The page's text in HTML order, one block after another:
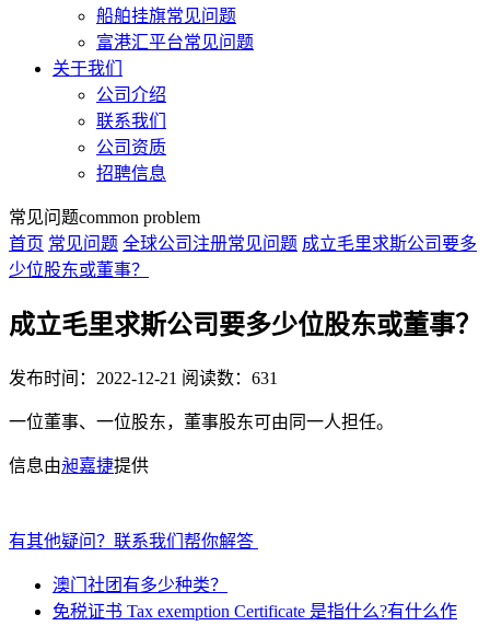
船舶挂旗常见问题
富港汇平台常见问题
关于我们
公司介绍
联系我们
公司资质
招聘信息
常见问题common problem
首页 常见问题 全球公司注册常见问题 成立毛里求斯公司要多
少位股东或董事？
成立毛里求斯公司要多少位股东或董事？
发布时间：2022-12-21 阅读数：631
一位董事、一位股东，董事股东可由同一人担任。
信息由昶嘉捷提供
有其他疑问？联系我们帮你解答
澳门社团有多少种类？
免税证书 Tax exemption Certificate 是指什么?有什么作